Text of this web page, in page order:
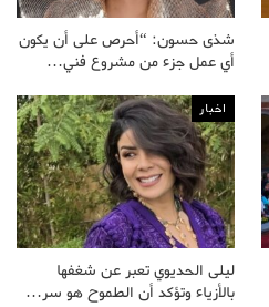
شذى حسون: “أحرص على أن يكون
أي عمل جزء من مشروع فني…
اخبار
ليلى الحديوي تعبر عن شغفها
بالأزياء وتؤكد أن الطموح هو سر…